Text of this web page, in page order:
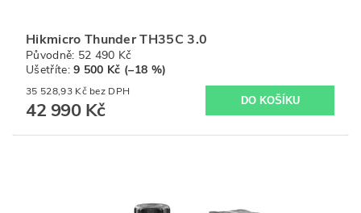
Hikmicro Thunder TH35C 3.0
Původně: 52 490 Kč
Ušetříte:9 500 Kč (–18 %)
35 528,93 Kč bez DPH
42 990 Kč